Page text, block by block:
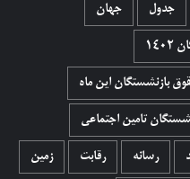
جدول جهان
بازنشستگان این ماه
تامین اجتماعی
رسانه رقابت زمین